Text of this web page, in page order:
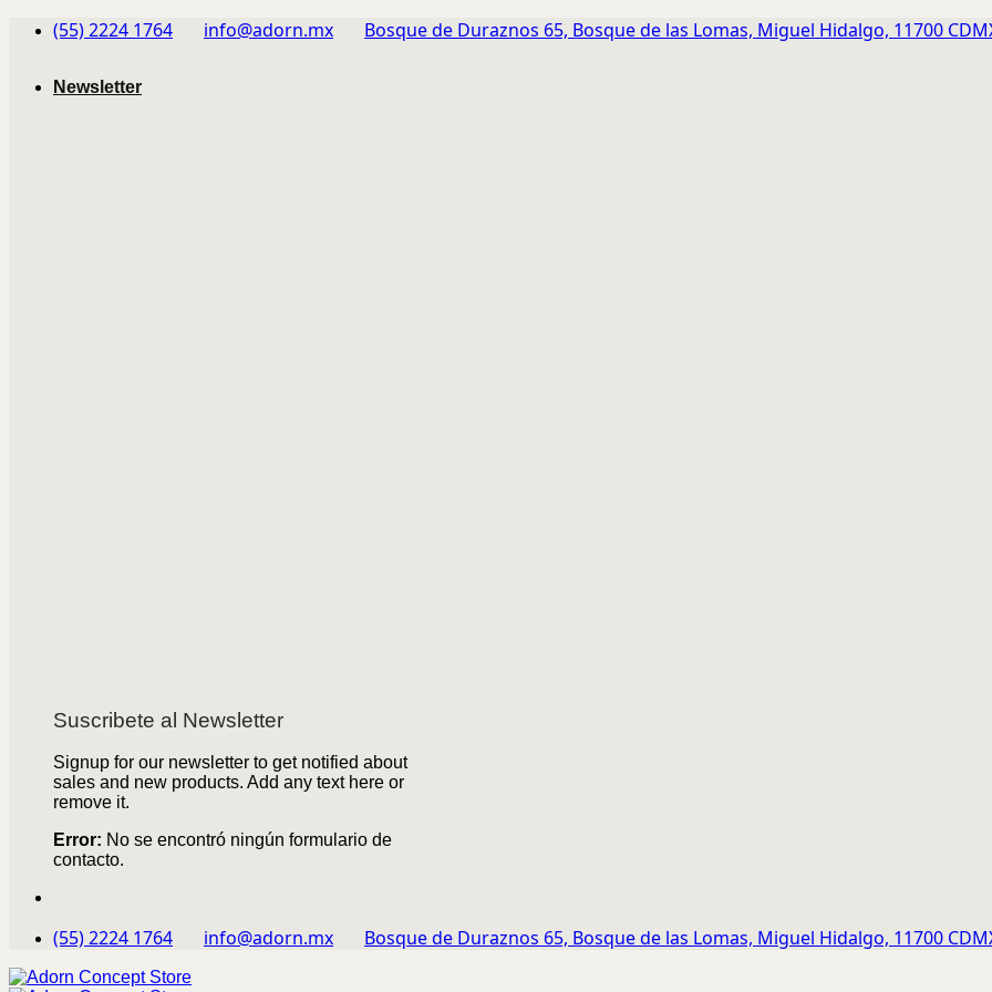
Skip
(55) 2224 1764 info@adorn.mx Bosque de Duraznos 65, Bosque de las Lomas, Miguel Hidalgo, 11700
Newsletter
Suscribete al Newsletter
Signup for our newsletter to get notified about
sales and new products. Add any text here or
remove it.
Error: No se encontró ningún formulario de
contacto.
(55) 2224 1764 info@adorn.mx Bosque de Duraznos 65, Bosque de las Lomas, Miguel Hidalgo, 11700